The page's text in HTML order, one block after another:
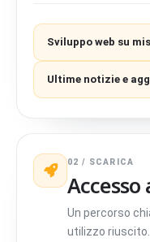
Sviluppo web su
Ultime notizie e
02 / SCARICA
Un percorso
utilizzo riuscito.